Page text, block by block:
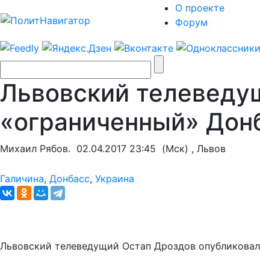
О проекте
Форум
Львовский
«ограниченный»
Михаил Рябов. 02.04.2017 23:45 (Мск) , Львов
Галичина, Донбасс, Украина
Львовский телеведущий Остап Дроздов